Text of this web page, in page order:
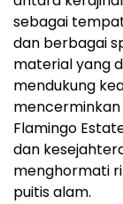
sebagai
dan berbagai
material yang
mendukung
Flamingo
dan
menghormati
puitis alam.